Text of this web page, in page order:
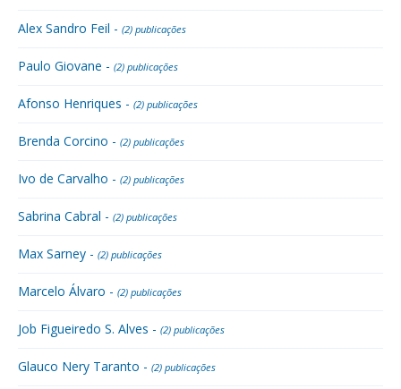
Alex Sandro Feil - (2) publicações
Paulo Giovane - (2) publicações
Afonso Henriques - (2) publicações
Brenda Corcino - (2) publicações
Ivo de Carvalho - (2) publicações
Sabrina Cabral - (2) publicações
Max Sarney - (2) publicações
Marcelo Álvaro - (2) publicações
Job Figueiredo S. Alves - (2) publicações
Glauco Nery Taranto - (2) publicações